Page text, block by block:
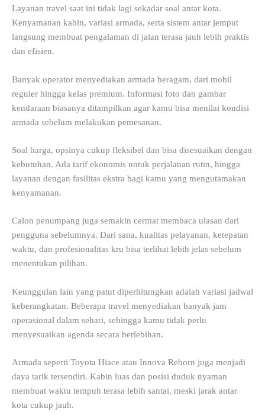
Layanan travel saat ini tidak lagi sekadar soal antar kota.
Kenyamanan kabin, variasi armada, serta sistem antar jemput
langsung membuat pengalaman di jalan terasa jauh lebih praktis
dan efisien.
Banyak operator menyediakan armada beragam, dari mobil
reguler hingga kelas premium. Informasi foto dan gambar
kendaraan biasanya ditampilkan agar kamu bisa menilai kondisi
armada sebelum melakukan pemesanan.
Soal harga, opsinya cukup fleksibel dan bisa disesuaikan dengan
kebutuhan. Ada tarif ekonomis untuk perjalanan rutin, hingga
layanan dengan fasilitas ekstra bagi kamu yang mengutamakan
kenyamanan.
Calon penumpang juga semakin cermat membaca ulasan dari
pengguna sebelumnya. Dari sana, kualitas pelayanan, ketepatan
waktu, dan profesionalitas kru bisa terlihat lebih jelas sebelum
menentukan pilihan.
Keunggulan lain yang patut diperhitungkan adalah variasi jadwal
keberangkatan. Beberapa travel menyediakan banyak jam
operasional dalam sehari, sehingga kamu tidak perlu
menyesuaikan agenda secara berlebihan.
Armada seperti Toyota Hiace atau Innova Reborn juga menjadi
daya tarik tersendiri. Kabin luas dan posisi duduk nyaman
membuat waktu tempuh terasa lebih santai, meski jarak antar
kota cukup jauh.